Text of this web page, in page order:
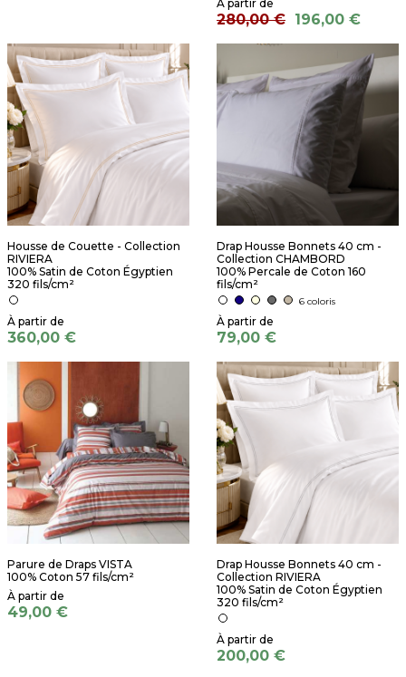
280,00 € 196,00 €
Housse de Couette - Collection
RIVIERA
100% Satin de Coton Égyptien
320 fils/cm²
360,00 €
Drap Housse Bonnets 40 cm -
Collection CHAMBORD
100% Percale de Coton 160
fils/cm²
6 coloris
79,00 €
Parure de Draps VISTA
100% Coton 57 fils/cm²
49,00 €
Drap Housse Bonnets 40 cm -
Collection RIVIERA
100% Satin de Coton Égyptien
320 fils/cm²
200,00 €